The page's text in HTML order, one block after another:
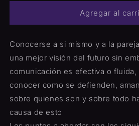
y
(Amor)
amor,
y
defensa
(Amor)
Agregar al
Conocerse a si mismo y a la
una mejor visión del futuro sin
comunicación es efectiva o fluida,
conocer como se defienden,
sobre quienes son y sobre todo
causa de esto